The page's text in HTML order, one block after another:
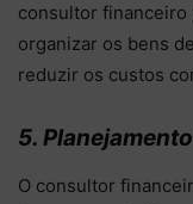
consultor
organizar os bens
reduzir os custos
5.
O consultor